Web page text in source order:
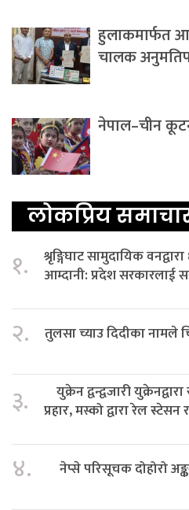
हुलाकमार्फत
चालक
नेपाल–चीन
लोकप्रिय
१.
श्रृङ्गिघाट सामुदायिक
आम्दानी: प्रदेश सरकारलाई
२. तुलसा च्याउ दिदीका नामले
३.
युक्रेन द्वन्द्वजारी
प्रहार, मस्को द्वारा रेल
४. नेप्से परिसूचक दोहोरो